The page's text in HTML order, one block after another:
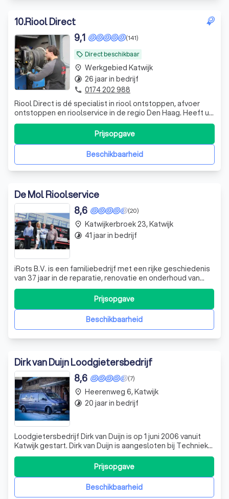
10.Riool Direct
local_offer Direct beschikbaar
(141)
9,1
Riool Direct is dé specialist in riool ontstoppen, afvoer
ontstoppen en rioolservice in de regio Den Haag. Heeft u
last van een verstopt toilet, verstopte afvoer of een
rioolprobleem? Wij zorgen voor een snelle en vakkundige
oplossing, vaak dezelfde dag nog geholpen. Met onze
ervaring en professionBeschikbaarheid
Prijsopgave
place Werkgebied Katwijk
timelapse 26 jaar in bedrijf
phone 0174 202 988
De Mol Rioolservice
(20)
8,6
iRots B.V. is een familiebedrijf met een rijke geschiedenis
van 37 jaar in de reparatie, renovatie en onderhoud van
afvoersystemen en riolen. Ons team van specialisten,
uitgerust met geavanceerde machines, is in staat om elk
probleem aan te pakken. We onderscheiden ons door
onze respectvolle benaderBeschikbaarheid
Prijsopgave
place Katwijkerbroek 23, Katwijk
timelapse 41 jaar in bedrijf
Dirk van Duijn Loodgietersbedrijf
(7)
8,6
Loodgietersbedrijf Dirk van Duijn is op 1 juni 2006 vanuit
Katwijk gestart. Dirk van Duijn is aangesloten bij Techniek
Nederland en staat voor vakwerk en een uitstekende
complete installatie van uw badkamer. Van dakreparatie
tot het aanbrengen vanBeschikbaarheid
Prijsopgave
place Heerenweg 6, Katwijk
timelapse 20 jaar in bedrijf